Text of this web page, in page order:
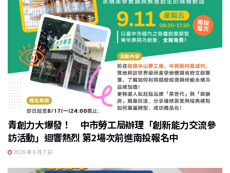
青創力大爆發！ 中市勞工局辦理「創新能力交流參
訪活動」迴響熱烈 第2場次前進南投報名中
2026 年 8 月 7 日